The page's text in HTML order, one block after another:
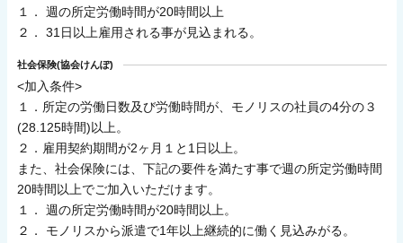
１． 週の所定労働時間が20時間以上
２． 31日以上雇用される事が見込まれる。
社会保険(協会けんぽ)
<加入条件>
１．所定の労働日数及び労働時間が、モノリスの社員の4分の３
(28.125時間)以上。
２．雇用契約期間が2ヶ月１と1日以上。
また、社会保険には、下記の要件を満たす事で週の所定労働時間
20時間以上でご加入いただけます。
１． 週の所定労働時間が20時間以上。
２． モノリスから派遣で1年以上継続的に働く見込みがる。